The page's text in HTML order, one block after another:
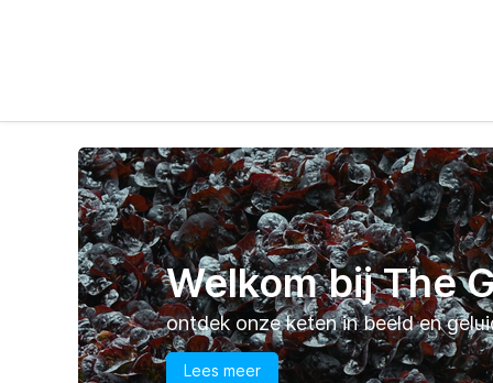
Welkom bij The
ontdek onze keten in beeld en
Lees meer